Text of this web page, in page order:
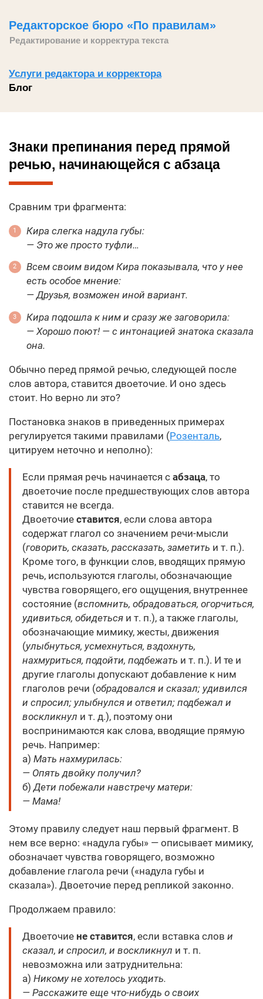
Редакторское бюро «По правилам»
Редактирование и корректура текста
Услуги редактора и корректора
Блог
Знаки препинания перед прямой
речью, начинающейся с абзаца
Сравним три фрагмента:
Кира слегка надула губы:
— Это же просто туфли…
Всем своим видом Кира показывала, что у нее
есть особое мнение:
— Друзья, возможен иной вариант.
Кира подошла к ним и сразу же заговорила:
— Хорошо поют! — с интонацией знатока сказала
она.
Обычно перед прямой речью, следующей после
слов автора, ставится двоеточие. И оно здесь
стоит. Но верно ли это?
Постановка знаков в приведенных примерах
регулируется такими правилами (Розенталь,
цитируем неточно и неполно):
Если прямая речь начинается с абзаца, то
двоеточие после предшествующих слов автора
ставится не всегда.
Двоеточие ставится, если слова автора
содержат глагол со значением речи-мысли
(говорить, сказать, рассказать, заметить и т. п.).
Кроме того, в функции слов, вводящих прямую
речь, используются глаголы, обозначающие
чувства говорящего, его ощущения, внутреннее
состояние (вспомнить, обрадоваться, огорчиться,
удивиться, обидетьсяи т. п.), а также глаголы,
обозначающие мимику, жесты, движения
(улыбнуться, усмехнуться, вздохнуть,
нахмуриться, подойти, подбежать и т. п.). И те и
другие глаголы допускают добавление к ним
глаголов речи (обрадовался и сказал; удивился
и спросил; улыбнулся и ответил; подбежал и
воскликнул и т. д.), поэтому они
воспринимаются как слова, вводящие прямую
речь. Например:
а) Мать нахмурилась:
— Опять двойку получил?
б)Дети побежали навстречу матери:
— Мама!
Этому правилу следует наш первый фрагмент. В
нем все верно: «надула губы» — описывает мимику,
обозначает чувства говорящего, возможно
добавление глагола речи («надула губы и
сказала»). Двоеточие перед репликой законно.
Продолжаем правило:
Двоеточие не ставится, если вставка слов и
сказал, и спросил, и воскликнул и т. п.
невозможна или затруднительна:
а) Никому не хотелось уходить.
— Расскажите еще что-нибудь о своих